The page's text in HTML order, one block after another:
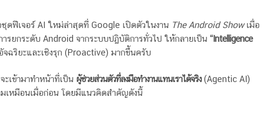
ดฟีเจอร์ AI ใหม่ล่าสุดที่ Google เปิดตัวในงาน The Android Showเมื่อ
รยกระดับ Android จากระบบปฏิบัติการทั่วไป ให้กลายเป็น “Intelligence
ฉริยะและเชิงรุก (Proactive) มากขึ้นครับ
เข้ามาทำหน้าที่เป็น ผู้ช่วยส่วนตัวที่ลงมือทำงานแทนเราได้จริง(Agentic AI)
เหมือนเมื่อก่อน โดยมีแนวคิดสำคัญดังนี้